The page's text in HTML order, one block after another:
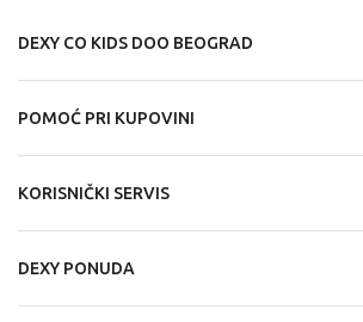
DEXY CO KIDS DOO BEOGRAD
POMOĆ PRI KUPOVINI
KORISNIČKI SERVIS
DEXY PONUDA